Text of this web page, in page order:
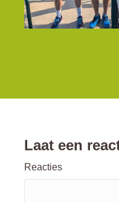
Laat een
Reacties